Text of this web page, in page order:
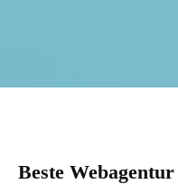
Beste